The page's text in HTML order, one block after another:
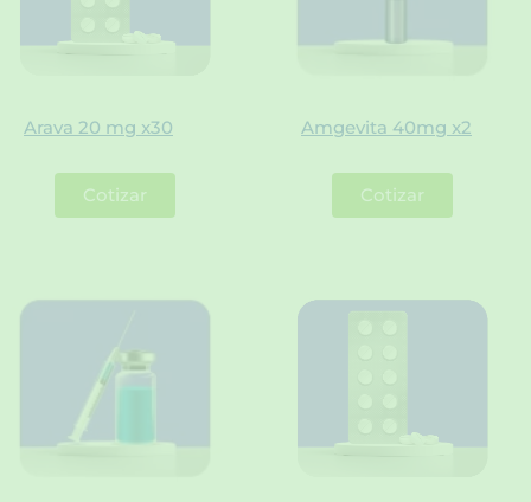
Arava 20 mg x30
Cotizar
Amgevita 40mg x2
Cotizar